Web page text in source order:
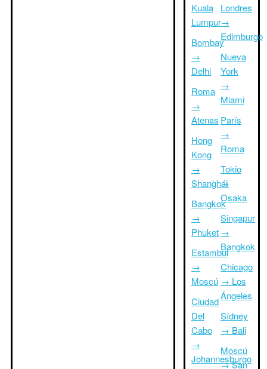
Kuala
Lumpur
Bombay
→
Delhi
Roma
→
Atenas
Hong
Kong
→
Shanghái
Bangkok
→
Phuket
Estambul
→
Moscú
Ciudad
Del
Cabo
→
Johannesburgo
Londres
→
Edimburgo
Nueva
York
→
Miami
París
→
Roma
Tokio
→
Osaka
Singapur
→
Bangkok
Chicago
→ Los
Ángeles
Sídney
→ Bali
Moscú
→ San